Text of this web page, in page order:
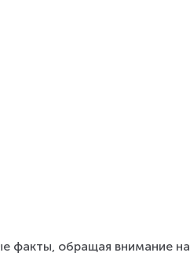
факты, обращая внимание на